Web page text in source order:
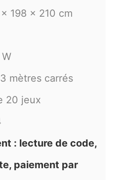
198 x 210 cm
mètres carrés
20 jeux
: lecture de code,
paiement par